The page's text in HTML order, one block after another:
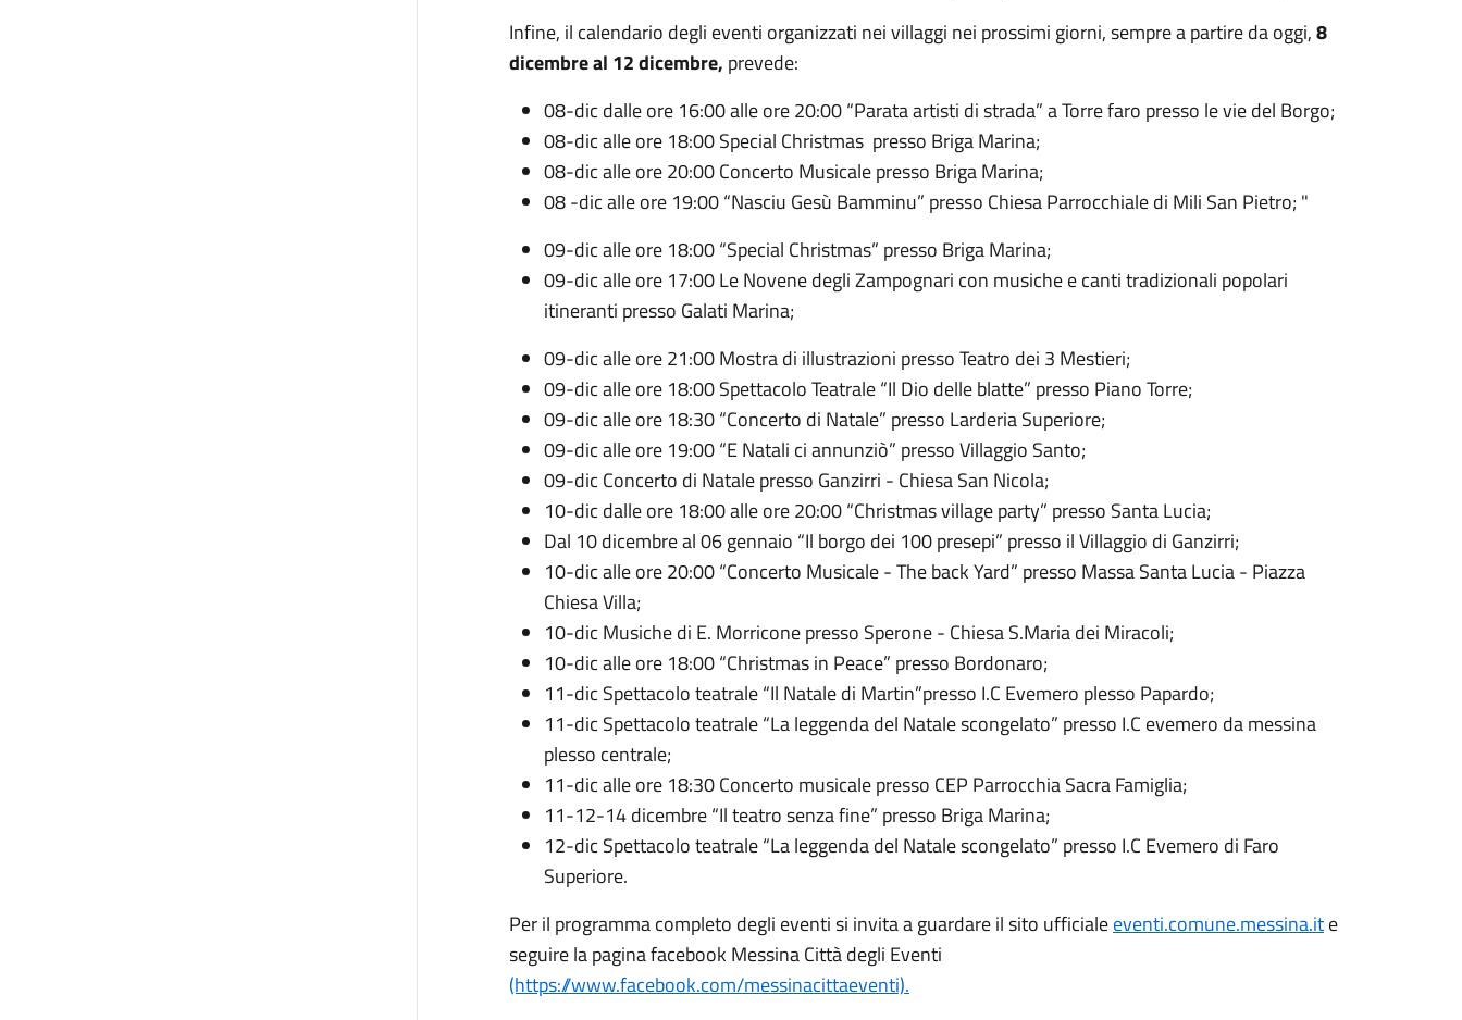
Infine, il calendario degli eventi organizzati nei villaggi nei prossimi giorni, sempre a partire da oggi,8
dicembre al 12 dicembre, prevede:
08-dic dalle ore 16:00 alle ore 20:00 “Parata artisti di strada” a Torre faro presso le vie del Borgo;
08-dic alle ore 18:00 Special Christmas presso Briga Marina;
08-dic alle ore 20:00 Concerto Musicale presso Briga Marina;
08 -dic alle ore 19:00 “Nasciu Gesù Bamminu” presso Chiesa Parrocchiale di Mili San Pietro; "
09-dic alle ore 18:00 “Special Christmas” presso Briga Marina;
09-dic alle ore 17:00 Le Novene degli Zampognari con musiche e canti tradizionali popolari
itineranti presso Galati Marina;
09-dic alle ore 21:00 Mostra di illustrazioni presso Teatro dei 3 Mestieri;
09-dic alle ore 18:00 Spettacolo Teatrale “Il Dio delle blatte” presso Piano Torre;
09-dic alle ore 18:30 “Concerto di Natale” presso Larderia Superiore;
09-dic alle ore 19:00 “E Natali ci annunziò” presso Villaggio Santo;
09-dic Concerto di Natale presso Ganzirri - Chiesa San Nicola;
10-dic dalle ore 18:00 alle ore 20:00 “Christmas village party” presso Santa Lucia;
Dal 10 dicembre al 06 gennaio “Il borgo dei 100 presepi” presso il Villaggio di Ganzirri;
10-dic alle ore 20:00 “Concerto Musicale - The back Yard” presso Massa Santa Lucia - Piazza
Chiesa Villa;
10-dic Musiche di E. Morricone presso Sperone - Chiesa S.Maria dei Miracoli;
10-dic alle ore 18:00 “Christmas in Peace” presso Bordonaro;
11-dic Spettacolo teatrale “Il Natale di Martin”presso I.C Evemero plesso Papardo;
11-dic Spettacolo teatrale “La leggenda del Natale scongelato” presso I.C evemero da messina
plesso centrale;
11-dic alle ore 18:30 Concerto musicale presso CEP Parrocchia Sacra Famiglia;
11-12-14 dicembre “Il teatro senza fine” presso Briga Marina;
12-dic Spettacolo teatrale “La leggenda del Natale scongelato” presso I.C Evemero di Faro
Superiore.
Per il programma completo degli eventi si invita a guardare il sito ufficialeeventi.comune.messina.ite
seguire la pagina facebook Messina Città degli Eventi
(https://www.facebook.com/messinacittaeventi).